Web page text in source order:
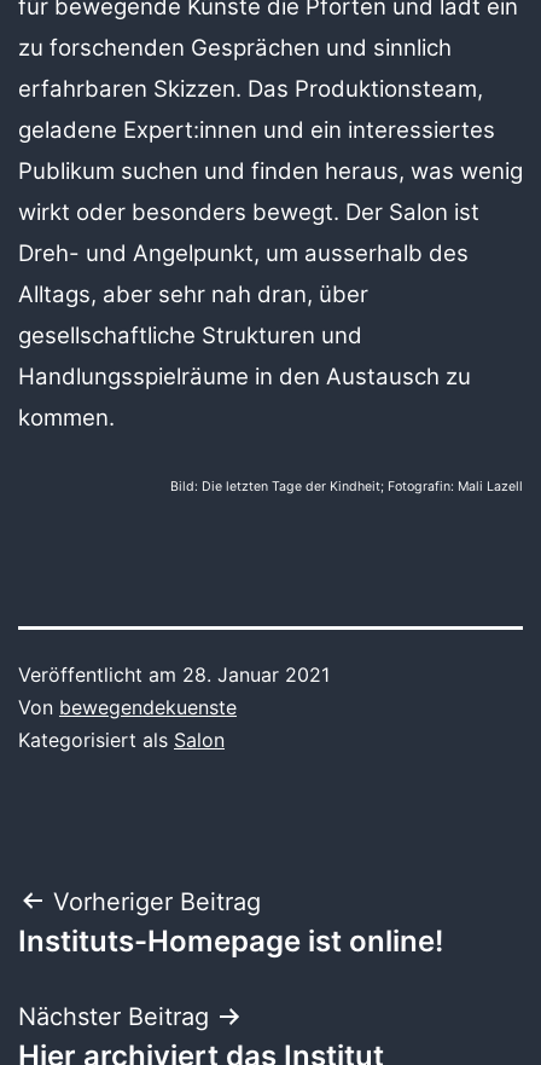
für bewegende Künste die Pforten und lädt ein
zu forschenden Gesprächen und sinnlich
erfahrbaren Skizzen. Das Produktionsteam,
geladene Expert:innen und ein interessiertes
Publikum suchen und finden heraus, was wenig
wirkt oder besonders bewegt. Der Salon ist
Dreh- und Angelpunkt, um ausserhalb des
Alltags, aber sehr nah dran, über
gesellschaftliche Strukturen und
Handlungsspielräume in den Austausch zu
kommen.
Bild: Die letzten Tage der Kindheit; Fotografin: Mali Lazell
Veröffentlicht am 28. Januar 2021
Von bewegendekuenste
Kategorisiert als Salon
Beitragsnavigation
Vorheriger Beitrag
Instituts-Homepage ist online!
Nächster Beitrag
Hier archiviert das Institut